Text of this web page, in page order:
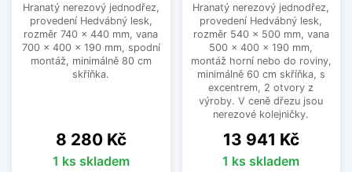
Hranatý nerezový jednodřez,
provedení Hedvábný lesk,
rozměr 740 x 440 mm, vana
700 x 400 x 190 mm, spodní
montáž, minimálně 80 cm
skříňka.
Cena
8 280 Kč
1 ks skladem
Hranatý nerezový jednodřez,
provedení Hedvábný lesk,
rozměr 540 x 500 mm, vana
500 x 400 x 190 mm,
montáž horní nebo do roviny,
minimálně 60 cm skříňka, s
excentrem, 2 otvory z
výroby. V ceně dřezu jsou
nerezové kolejničky.
Cena
13 941 Kč
1 ks skladem